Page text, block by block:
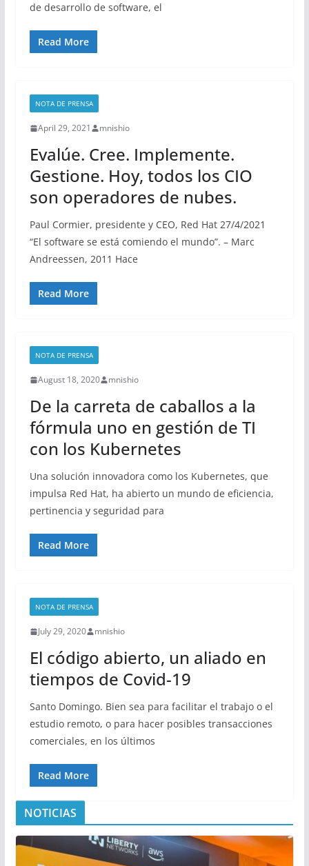
de desarrollo de software, el
Read More
NOTA DE PRENSA
April 29, 2021 mnishio
Evalúe. Cree. Implemente.
Gestione. Hoy, todos los CIO
son operadores de nubes.
Paul Cormier, presidente y CEO, Red Hat 27/4/2021
“El software se está comiendo el mundo”. – Marc
Andreessen, 2011 Hace
Read More
NOTA DE PRENSA
August 18, 2020 mnishio
De la carreta de caballos a la
fórmula uno en gestión de TI
con los Kubernetes
Una solución innovadora como los Kubernetes, que
impulsa Red Hat, ha abierto un mundo de eficiencia,
pertinencia y seguridad para
Read More
NOTA DE PRENSA
July 29, 2020 mnishio
El código abierto, un aliado en
tiempos de Covid-19
Santo Domingo. Bien sea para facilitar el trabajo o el
estudio remoto, o para hacer posibles transacciones
comerciales, en los últimos
Read More
NOTICIAS